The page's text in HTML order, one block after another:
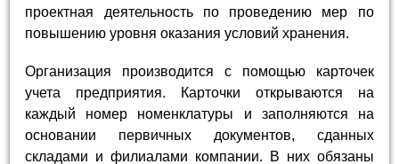
проектная деятельность по проведению мер по
повышению уровня оказания условий хранения.
Организация производится с помощью карточек
учета предприятия. Карточки открываются на
каждый номер номенклатуры и заполняются на
основании первичных документов, сданных
складами и филиалами компании. В них обязаны